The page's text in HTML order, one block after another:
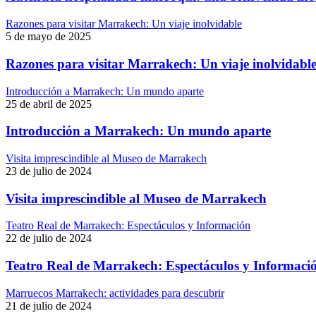
Razones para visitar Marrakech: Un viaje inolvidable
5 de mayo de 2025
Razones para visitar Marrakech: Un viaje inolvidable
Introducción a Marrakech: Un mundo aparte
25 de abril de 2025
Introducción a Marrakech: Un mundo aparte
Visita imprescindible al Museo de Marrakech
23 de julio de 2024
Visita imprescindible al Museo de Marrakech
Teatro Real de Marrakech: Espectáculos y Información
22 de julio de 2024
Teatro Real de Marrakech: Espectáculos y
Marruecos Marrakech: actividades para descubrir
21 de julio de 2024